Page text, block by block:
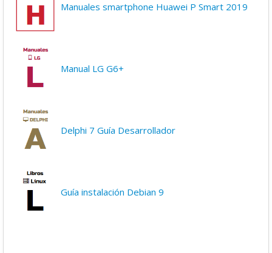
Manuales smartphone Huawei P Smart 2019
Manual LG G6+
Delphi 7 Guía Desarrollador
Guía instalación Debian 9